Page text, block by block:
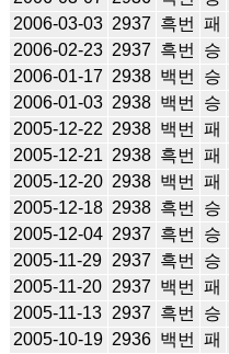
2006-03-03 2937 흑번 패
2006-02-23 2937 흑번 승
2006-01-17 2938 백번 승
2006-01-03 2938 백번 승
2005-12-22 2938 백번 패
2005-12-21 2938 흑번 패
2005-12-20 2938 백번 패
2005-12-18 2938 흑번 승
2005-12-04 2937 흑번 승
2005-11-29 2937 흑번 승
2005-11-20 2937 백번 패
2005-11-13 2937 흑번 승
2005-10-19 2936 백번 패